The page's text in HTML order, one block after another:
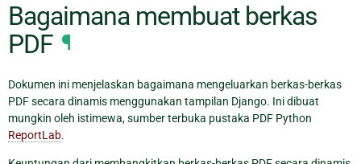
Bagaimana membuat berkas
PDF ¶
Dokumen ini menjelaskan bagaimana mengeluarkan berkas-berkas
PDF secara dinamis menggunakan tampilan Django. Ini dibuat
mungkin oleh istimewa, sumber terbuka pustaka PDF Python
ReportLab.